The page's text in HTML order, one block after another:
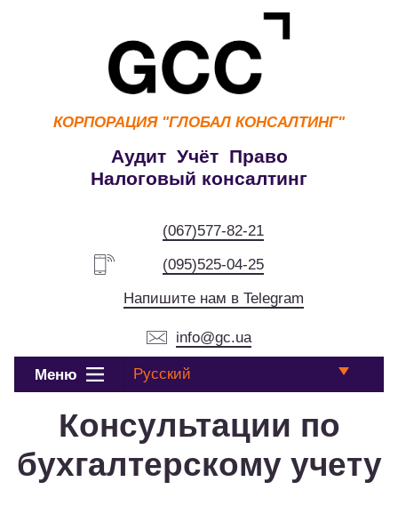
КОРПОРАЦИЯ "ГЛОБАЛ КОНСАЛТИНГ"
Аудит Учёт Право
Налоговый консалтинг
(067)577-82-21
(095)525-04-25
Напишите нам в Telegram
info@gc.ua
Меню Русский
Консультации по
бухгалтерскому учету